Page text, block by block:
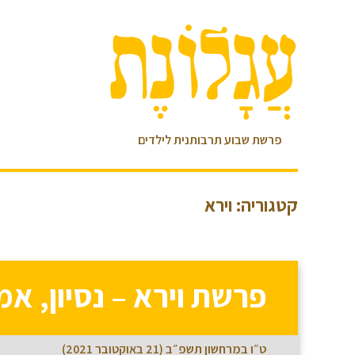
פרשת שבוע תרבותנית לילדים
קטגוריה: וירא
פרשת וירא – נסיון,
ט״ו במרחשון תשפ״ב (21 באוקטובר 2021)